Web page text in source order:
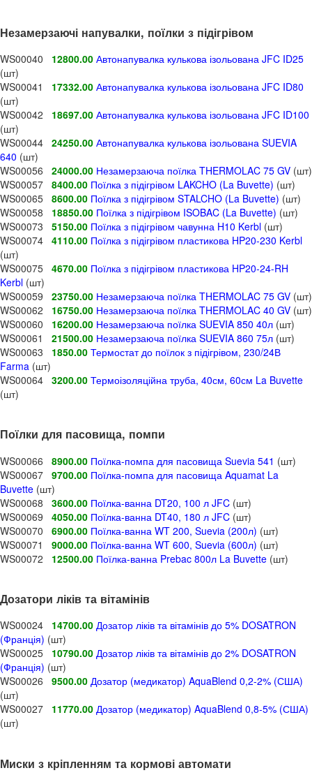
Незамерзаючі напувалки, поїлки з підігрівом
WS00040 12800.00 Автонапувалка кулькова ізольована JFC ID25
(шт)
WS00041 17332.00 Автонапувалка кулькова ізольована JFC ID80
(шт)
WS00042 18697.00 Автонапувалка кулькова ізольована JFC ID100
(шт)
WS00044 24250.00 Автонапувалка кулькова ізольована SUEVIA
640 (шт)
WS00056 24000.00 Незамерзаюча поїлка THERMOLAC 75 GV (шт)
WS00057 8400.00 Поїлка з підігрівом LAKCHO (La Buvette) (шт)
WS00065 8600.00 Поїлка з підігрівом STALCHO (La Buvette) (шт)
WS00058 18850.00 Поїлка з підігрівом ISOBAC (La Buvette) (шт)
WS00073 5150.00 Поїлка з підігрівом чавунна H10 Kerbl (шт)
WS00074 4110.00 Поїлка з підігрівом пластикова HP20-230 Kerbl
(шт)
WS00075 4670.00 Поїлка з підігрівом пластикова HP20-24-RH
Kerbl (шт)
WS00059 23750.00 Незамерзаюча поїлка THERMOLAC 75 GV (шт)
WS00062 16750.00 Незамерзаюча поїлка THERMOLAC 40 GV (шт)
WS00060 16200.00 Незамерзаюча поїлка SUEVIA 850 40л (шт)
WS00061 21500.00 Незамерзаюча поїлка SUEVIA 860 75л (шт)
WS00063 1850.00 Термостат до поїлок з підігрівом, 230/24В
Farma (шт)
WS00064 3200.00 Термоізоляційна труба, 40см, 60см La Buvette
(шт)
Поїлки для пасовища, помпи
WS00066 8900.00 Поїлка-помпа для пасовища Suevia 541 (шт)
WS00067 9700.00 Поїлка-помпа для пасовища Aquamat La
Buvette (шт)
WS00068 3600.00 Поїлка-ванна DT20, 100 л JFC (шт)
WS00069 4050.00 Поїлка-ванна DT40, 180 л JFC (шт)
WS00070 6900.00 Поїлка-ванна WT 200, Suevia (200л) (шт)
WS00071 9000.00 Поїлка-ванна WT 600, Suevia (600л) (шт)
WS00072 12500.00 Поїлка-ванна Prebac 800л La Buvette (шт)
Дозатори ліків та вітамінів
WS00024 14700.00 Дозатор ліків та вітамінів до 5% DOSATRON
(Франція) (шт)
WS00025 10790.00 Дозатор ліків та вітамінів до 2% DOSATRON
(Франція) (шт)
WS00026 9500.00 Дозатор (медикатор) AquaBlend 0,2-2% (США)
(шт)
WS00027 11770.00 Дозатор (медикатор) AquaBlend 0,8-5% (США)
(шт)
Миски з кріпленням та кормові автомати